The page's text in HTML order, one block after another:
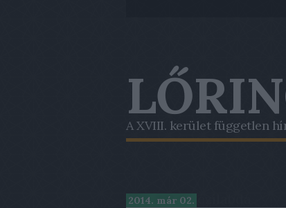
A XVIII. kerület független
Címkék»kézilabda
2014. már 02.